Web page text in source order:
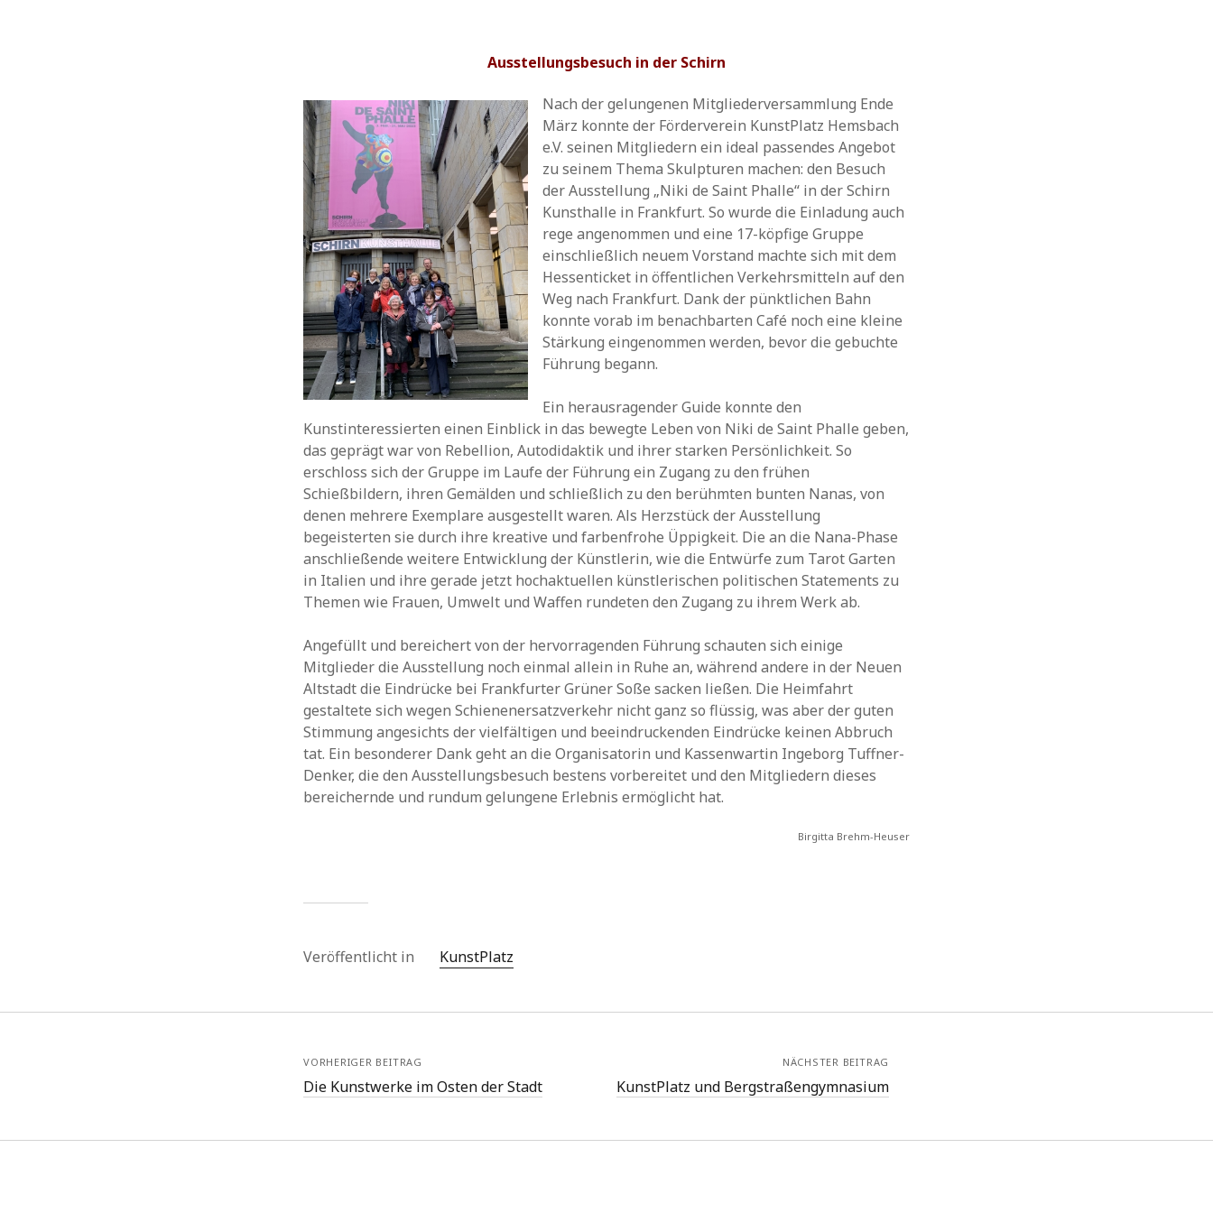
Ausstellungsbesuch in der Schirn
Nach der gelungenen Mitgliederversammlung Ende
März konnte der Förderverein KunstPlatz Hemsbach
e.V. seinen Mitgliedern ein ideal passendes Angebot
zu seinem Thema Skulpturen machen: den Besuch
der Ausstellung „Niki de Saint Phalle“ in der Schirn
Kunsthalle in Frankfurt. So wurde die Einladung auch
rege angenommen und eine 17-köpfige Gruppe
einschließlich neuem Vorstand machte sich mit dem
Hessenticket in öffentlichen Verkehrsmitteln auf den
Weg nach Frankfurt. Dank der pünktlichen Bahn
konnte vorab im benachbarten Café noch eine kleine
Stärkung eingenommen werden, bevor die gebuchte
Führung begann.
Ein herausragender Guide konnte den
Kunstinteressierten einen Einblick in das bewegte Leben von Niki de Saint Phalle geben,
das geprägt war von Rebellion, Autodidaktik und ihrer starken Persönlichkeit. So
erschloss sich der Gruppe im Laufe der Führung ein Zugang zu den frühen
Schießbildern, ihren Gemälden und schließlich zu den berühmten bunten Nanas, von
denen mehrere Exemplare ausgestellt waren. Als Herzstück der Ausstellung
begeisterten sie durch ihre kreative und farbenfrohe Üppigkeit. Die an die Nana-Phase
anschließende weitere Entwicklung der Künstlerin, wie die Entwürfe zum Tarot Garten
in Italien und ihre gerade jetzt hochaktuellen künstlerischen politischen Statements zu
Themen wie Frauen, Umwelt und Waffen rundeten den Zugang zu ihrem Werk ab.
Angefüllt und bereichert von der hervorragenden Führung schauten sich einige
Mitglieder die Ausstellung noch einmal allein in Ruhe an, während andere in der Neuen
Altstadt die Eindrücke bei Frankfurter Grüner Soße sacken ließen. Die Heimfahrt
gestaltete sich wegen Schienenersatzverkehr nicht ganz so flüssig, was aber der guten
Stimmung angesichts der vielfältigen und beeindruckenden Eindrücke keinen Abbruch
tat. Ein besonderer Dank geht an die Organisatorin und Kassenwartin Ingeborg Tuffner-
Denker, die den Ausstellungsbesuch bestens vorbereitet und den Mitgliedern dieses
bereichernde und rundum gelungene Erlebnis ermöglicht hat.
Birgitta Brehm-Heuser
Veröffentlicht in KunstPlatz
VORHERIGER BEITRAG
Die Kunstwerke im Osten der Stadt
NÄCHSTER BEITRAG
KunstPlatz und Bergstraßengymnasium